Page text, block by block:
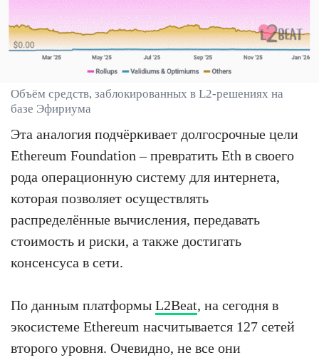
Объём средств, заблокированных в L2-решениях на
базе Эфириума
Эта аналогия подчёркивает долгосрочные цели
Ethereum Foundation – превратить Eth в своего
рода операционную систему для интернета,
которая позволяет осуществлять
распределённые вычисления, передавать
стоимость и риски, а также достигать
консенсуса в сети.
По данным платформы L2Beat, на сегодня в
экосистеме Ethereum насчитывается 127 сетей
второго уровня. Очевидно, не все они